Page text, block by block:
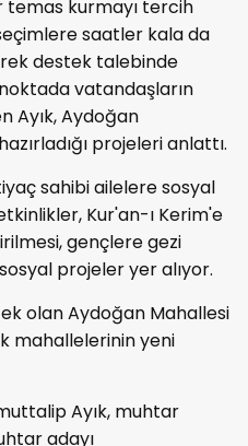
temas kurmayı tercih
saatler kala da
destek talebinde
vatandaşların
Ayık, Aydoğan
projeleri anlattı.
sahibi ailelere sosyal
Kur'an-ı Kerim'e
gençlere gezi
projeler yer alıyor.
olan Aydoğan Mahallesi
mahallelerinin yeni
Ayık, muhtar
adayı